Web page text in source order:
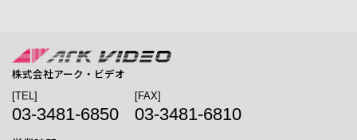
株式会社アーク・ビデオ
[TEL]
03-3481-6850
[FAX]
03-3481-6810